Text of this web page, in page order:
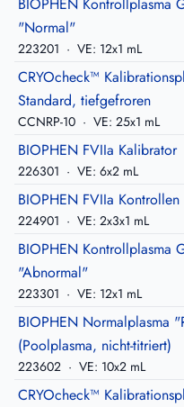
BIOPHEN Kontrollplasma
"Normal"
223201 · VE: 12x1 mL
CRYOcheck™
Standard, tiefgefroren
CCNRP-10 · VE: 25x1 mL
BIOPHEN FVIIa Kalibrator
226301 · VE: 6x2 mL
BIOPHEN FVIIa Kontrollen
224901 · VE: 2x3x1 mL
BIOPHEN Kontrollplasma
"Abnormal"
223301 · VE: 12x1 mL
BIOPHEN Normalplasma
(Poolplasma, nicht-titriert)
223602 · VE: 10x2 mL
CRYOcheck™